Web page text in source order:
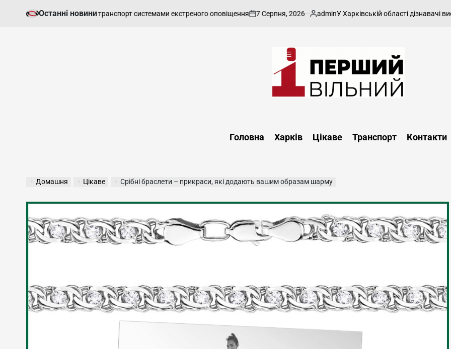
Останні новини
громадський транспорт системами екстреного оповіщення
on
7 Серпня, 2026
Опубліковано
adminУ Харківській області дізнавачі висунули
харківський,
області
Головна Харків Цікаве Транспорт Контакти
Домашня Цікаве Срібні браслети – прикраси, які додають вашим образам шарму